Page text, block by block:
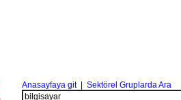
Anasayfaya git| Sektörel Gruplarda Ara